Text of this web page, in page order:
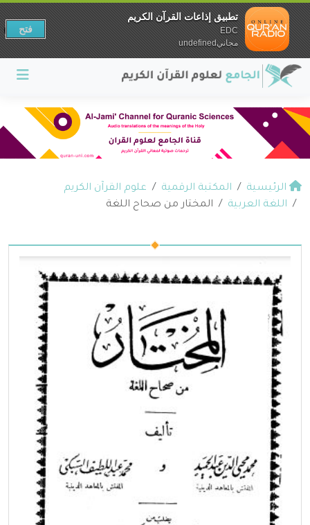
الرئيسية المكتبة الرقمية
علوم القرآن الكريم
اللغة العربية
المختار من صحاح اللغة
تطبيق إذاعات القرآن الكريم
EDC
مجانيundefined
فتح